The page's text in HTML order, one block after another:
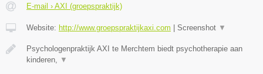
E-mail › AXI (groepspraktijk)
Website: http://www.groepspraktijkaxi.com Screenshot ▼
Psychologenpraktijk AXI te Merchtem biedt psychotherapie aan
kinderen,
▼